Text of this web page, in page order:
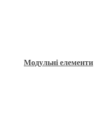
Модульні елементи